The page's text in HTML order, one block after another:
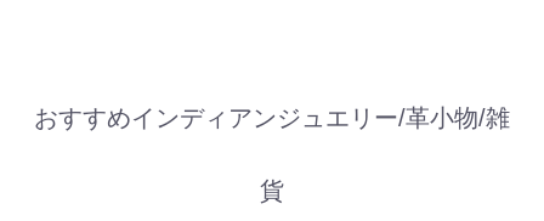
おすすめインディアンジュエリー/革小物/雑
貨